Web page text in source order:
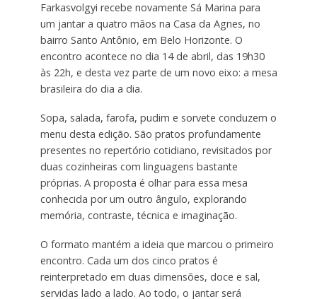
Farkasvolgyi recebe novamente Sá Marina para
um jantar a quatro mãos na Casa da Agnes, no
bairro Santo Antônio, em Belo Horizonte. O
encontro acontece no dia 14 de abril, das 19h30
às 22h, e desta vez parte de um novo eixo: a mesa
brasileira do dia a dia.
Sopa, salada, farofa, pudim e sorvete conduzem o
menu desta edição. São pratos profundamente
presentes no repertório cotidiano, revisitados por
duas cozinheiras com linguagens bastante
próprias. A proposta é olhar para essa mesa
conhecida por um outro ângulo, explorando
memória, contraste, técnica e imaginação.
O formato mantém a ideia que marcou o primeiro
encontro. Cada um dos cinco pratos é
reinterpretado em duas dimensões, doce e sal,
servidas lado a lado. Ao todo, o jantar será